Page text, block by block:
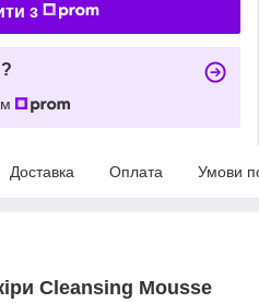
з
Доставка Оплата Умови
Cleansing Mousse